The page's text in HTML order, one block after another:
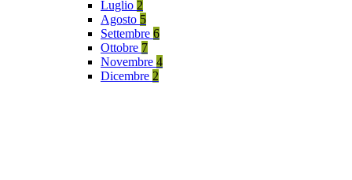
Luglio 2
Agosto 5
Settembre 6
Ottobre 7
Novembre 4
Dicembre 2